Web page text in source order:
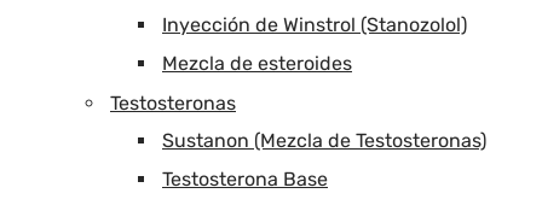
Inyección de Winstrol (Stanozolol)
Mezcla de esteroides
Testosteronas
Sustanon (Mezcla de Testosteronas)
Testosterona Base